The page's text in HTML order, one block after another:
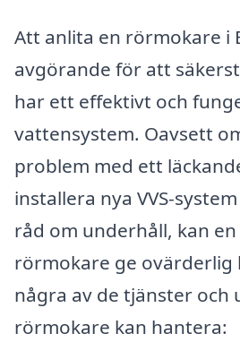
Att anlita en rörmokare i
avgörande för att
har ett effektivt och
vattensystem. Oavsett
problem med ett
installera nya VVS-
råd om underhåll, kan
rörmokare ge ovärderlig
några av de tjänster och
rörmokare kan hantera: